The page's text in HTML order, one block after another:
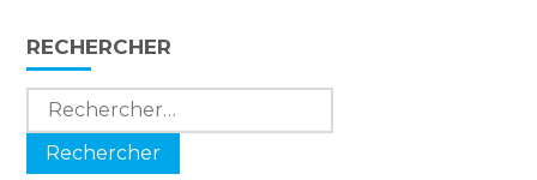
Blog
sidebar
RECHERCHER
Rechercher :